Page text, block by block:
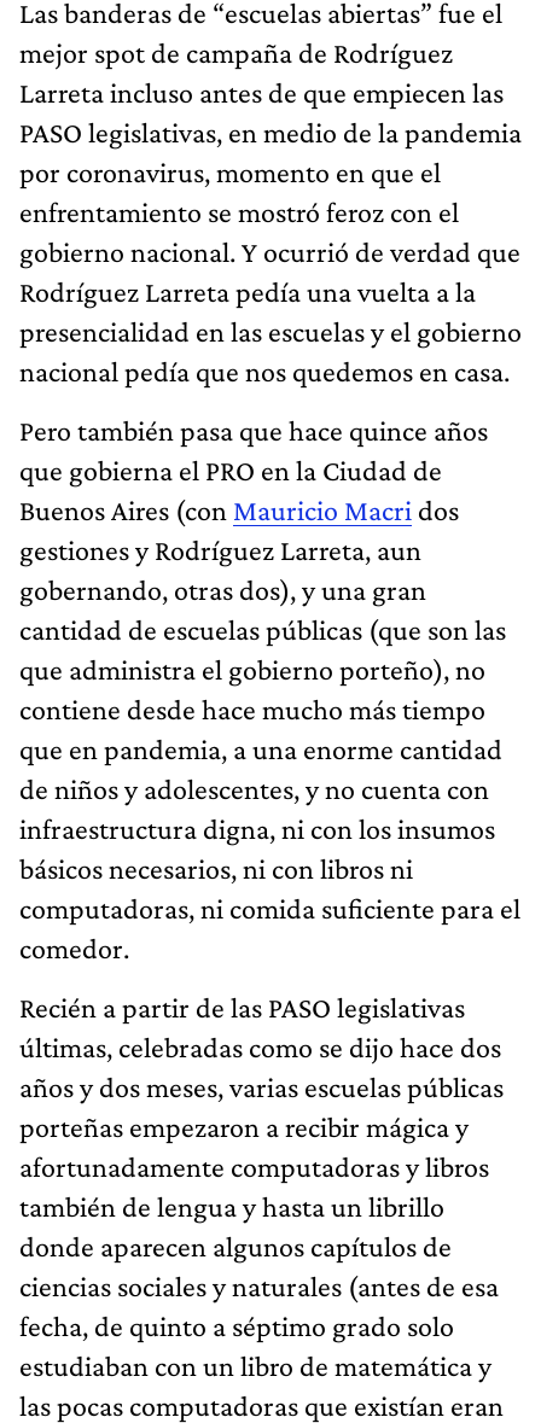
Las banderas de “escuelas abiertas” fue el
mejor spot de campaña de Rodríguez
Larreta incluso antes de que empiecen las
PASO legislativas, en medio de la pandemia
por coronavirus, momento en que el
enfrentamiento se mostró feroz con el
gobierno nacional. Y ocurrió de verdad que
Rodríguez Larreta pedía una vuelta a la
presencialidad en las escuelas y el gobierno
nacional pedía que nos quedemos en casa.
Pero también pasa que hace quince años
que gobierna el PRO en la Ciudad de
Buenos Aires (con Mauricio Macri dos
gestiones y Rodríguez Larreta, aun
gobernando, otras dos), y una gran
cantidad de escuelas públicas (que son las
que administra el gobierno porteño), no
contiene desde hace mucho más tiempo
que en pandemia, a una enorme cantidad
de niños y adolescentes, y no cuenta con
infraestructura digna, ni con los insumos
básicos necesarios, ni con libros ni
computadoras, ni comida suficiente para el
comedor.
Recién a partir de las PASO legislativas
últimas, celebradas como se dijo hace dos
años y dos meses, varias escuelas públicas
porteñas empezaron a recibir mágica y
afortunadamente computadoras y libros
también de lengua y hasta un librillo
donde aparecen algunos capítulos de
ciencias sociales y naturales (antes de esa
fecha, de quinto a séptimo grado solo
estudiaban con un libro de matemática y
las pocas computadoras que existían eran